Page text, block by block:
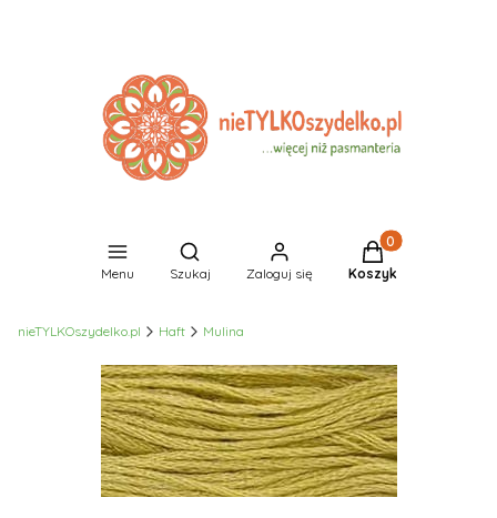
Menu
Otwórz wyszukiwarkę
Szukaj Zaloguj się
Produkty w
Koszyk
nieTYLKOszydelko.pl Haft Mulina